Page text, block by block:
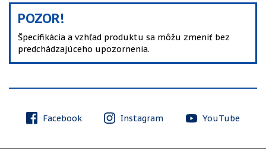
POZOR!
Špecifikácia a vzhľad produktu sa môžu zmeniť bez
predchádzajúceho upozornenia.
Facebook Instagram YouTube